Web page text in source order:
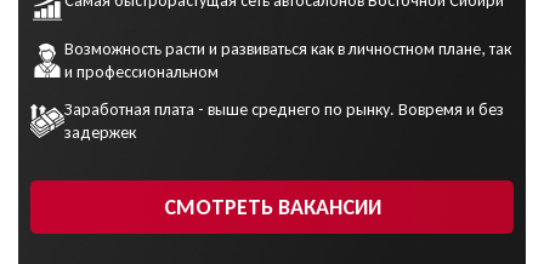
Возможность расти и развиваться как в личностном плане, так
и профессиональном
Заработная плата - выше среднего по рынку. Вовремя и без
задержек
СМОТРЕТЬ ВАКАНСИИ